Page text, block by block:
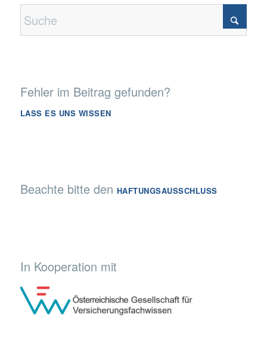
Fehler im Beitrag gefunden?
LASS ES UNS WISSEN
Beachte bitte den HAFTUNGSAUSSCHLUSS
In Kooperation mit